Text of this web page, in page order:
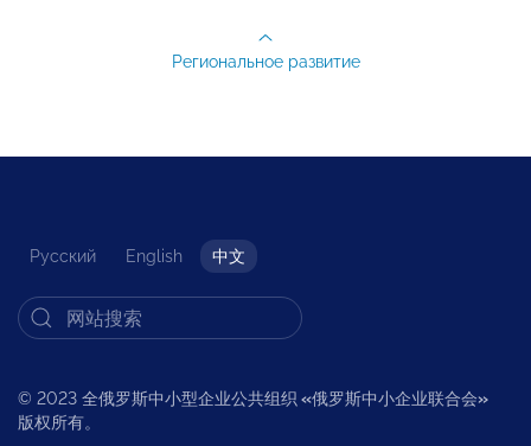
Региональное развитие
Русский English 中文
© 2023 全俄罗斯中小型企业公共组织 «俄罗斯中小企业联合会»
版权所有。